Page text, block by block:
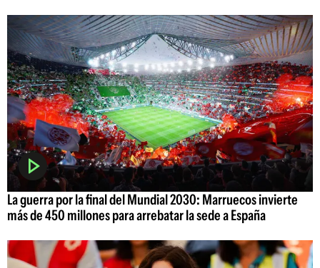
La guerra por la final del Mundial 2030: Marruecos invierte
más de 450 millones para arrebatar la sede a España